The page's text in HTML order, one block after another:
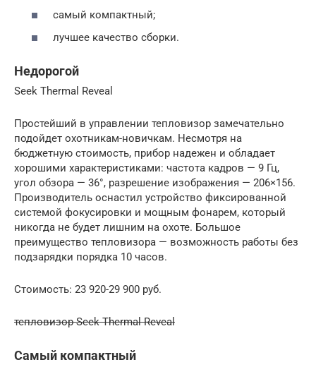
самый компактный;
лучшее качество сборки.
Недорогой
Seek Thermal Reveal
Простейший в управлении тепловизор замечательно
подойдет охотникам-новичкам. Несмотря на
бюджетную стоимость, прибор надежен и обладает
хорошими характеристиками: частота кадров — 9 Гц,
угол обзора — 36°, разрешение изображения — 206×156.
Производитель оснастил устройство фиксированной
системой фокусировки и мощным фонарем, который
никогда не будет лишним на охоте. Большое
преимущество тепловизора — возможность работы без
подзарядки порядка 10 часов.
Стоимость: 23 920-29 900 руб.
тепловизор Seek Thermal Reveal
Самый компактный